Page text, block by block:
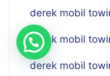
derek mobil
derek mobil
derek mobil